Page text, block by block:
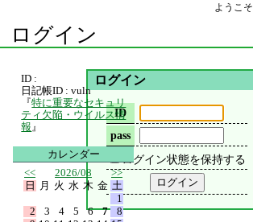
ようこそ
ログイン
ログイン
ID
pass
ログイン状態を保持する
ID :
日記帳ID : vuln
『特に重要なセキュリ
ティ欠陥・ウイルス情
報 』
カレンダー
<<
2026/08
>>
日
月 火 水 木 金 土
1
2
3 4 5 6 7
8